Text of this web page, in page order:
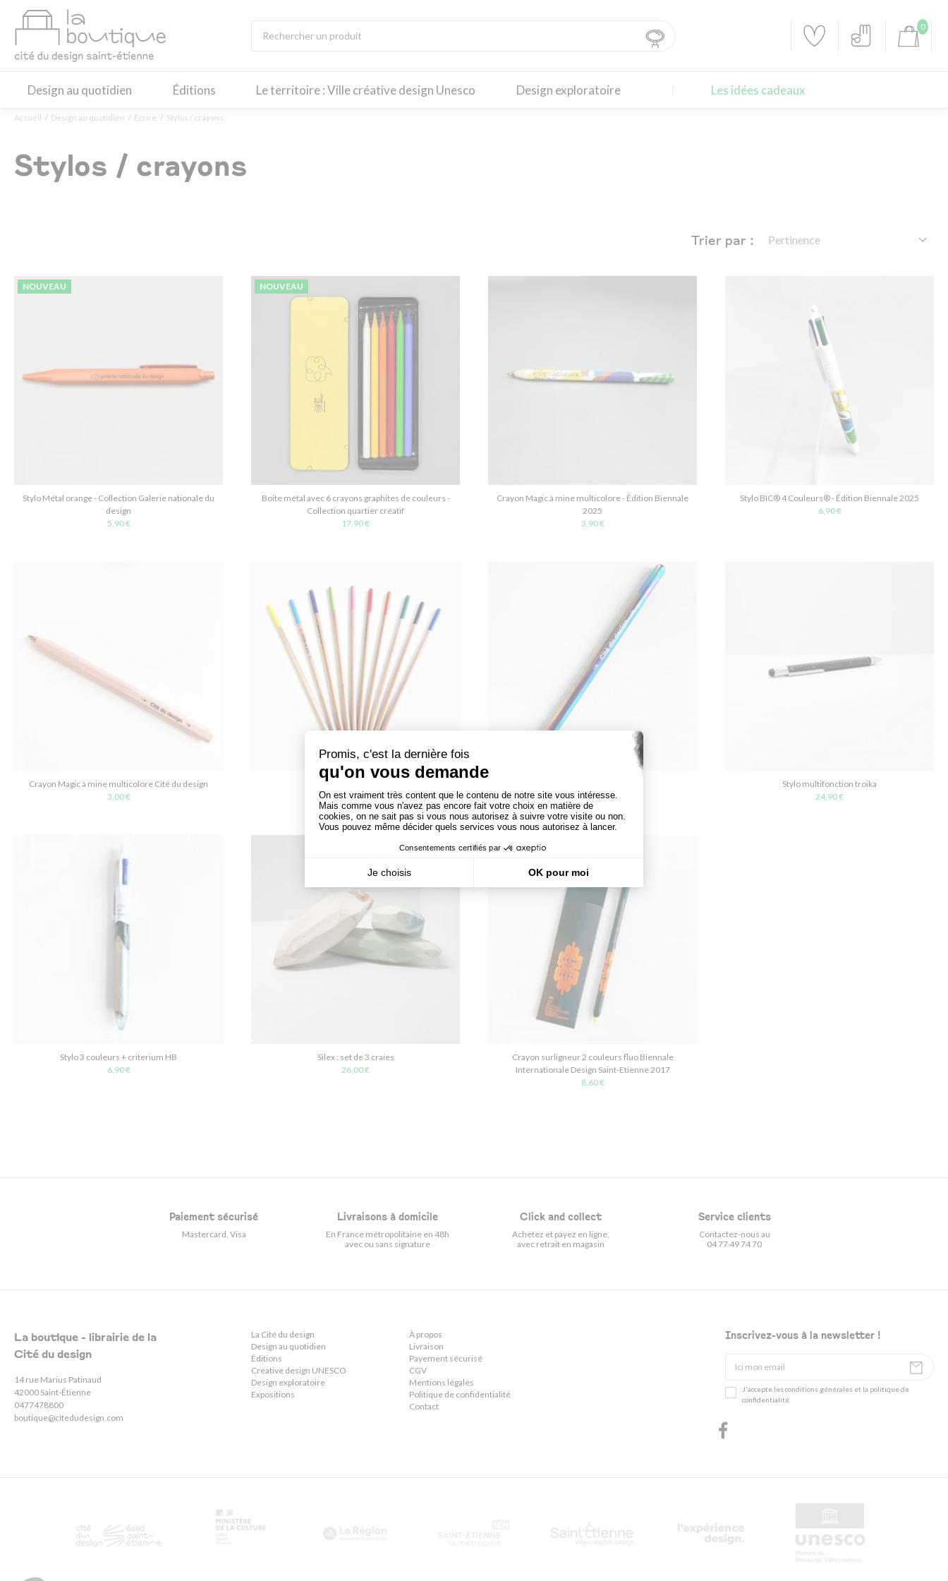
0
Design au quotidien Éditions Le territoire : Ville créative design Unesco Design exploratoire Les idées cadeaux
Accueil Design au quotidien Ecrire Stylos / crayons
Stylos / crayons
Trier par :
NOUVEAU
Stylo Métal orange - Collection Galerie nationale du
design
5,90 €
NOUVEAU
Boite métal avec 6 crayons graphites de couleurs -
Collection quartier créatif
17,90 €
Crayon Magic à mine multicolore - Édition Biennale
2025
3,90 €
Stylo BIC® 4 Couleurs® - Édition Biennale 2025
6,90 €
Crayon Magic à mine multicolore Cité du design
3,00 €
crayon à papier fin et léger
1,50 €
6,50 €
Stylo multifonction troika
24,90 €
Stylo 3 couleurs + criterium HB
6,90 €
Silex : set de 3 craies
26,00 €
Crayon surligneur 2 couleurs fluo Biennale
Internationale Design Saint-Etienne 2017
8,60 €
Paiement sécurisé
Mastercard, Visa
Livraisons à domicile
En France métropolitaine en 48h
avec ou sans signature
Click and collect
Achetez et payez en ligne,
avec retrait en magasin
Service clients
Contactez-nous au
04 77 49 74 70
La boutique - librairie de la
Cité du design
14 rue Marius Patinaud
42000 Saint-Étienne
0477478800
boutique@citedudesign.com
La Cité du design
Design au quotidien
Éditions
Creative design UNESCO
Design exploratoire
Expositions
À propos
Livraison
Payement sécurisé
CGV
Mentions légales
Politique de confidentialité
Contact
Inscrivez-vous à la newsletter !
J'accepte les conditions générales et la politique de
confidentialité